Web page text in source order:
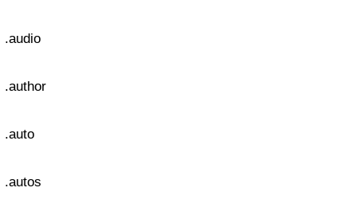
.audio
.author
.auto
.autos